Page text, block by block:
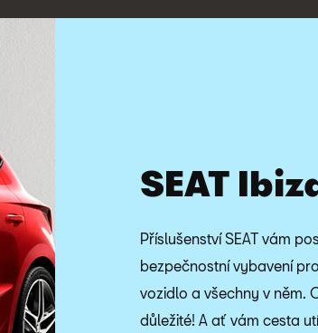
SEAT
Příslušenství SEAT vám
bezpečnostní vybavení
vozidlo a všechny v něm.
důležité! A ať vám cesta